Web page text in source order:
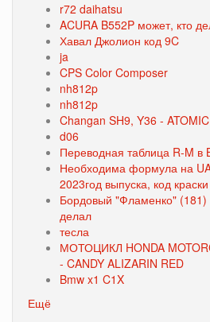
r72 daihatsu
ACURA B552P может, кто
Хавал Джолион код 9C
ja
CPS Color Composer
nh812p
nh812p
Changan SH9, Y36 -
d06
Переводная таблица R-M в
Необходима формула на
2023год выпуска, код
Бордовый "Фламенко" (181)
делал
тесла
МОТОЦИКЛ HONDA
- CANDY ALIZARIN RED
Bmw x1 C1X
Ещё